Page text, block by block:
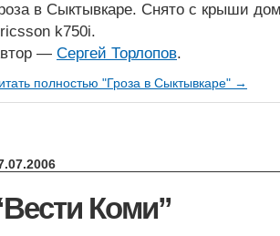
в Сыктывкаре. Снято с крыши
k750i.
— Сергей Торлопов.
полностью "Гроза в Сыктывкаре" →
Коми”